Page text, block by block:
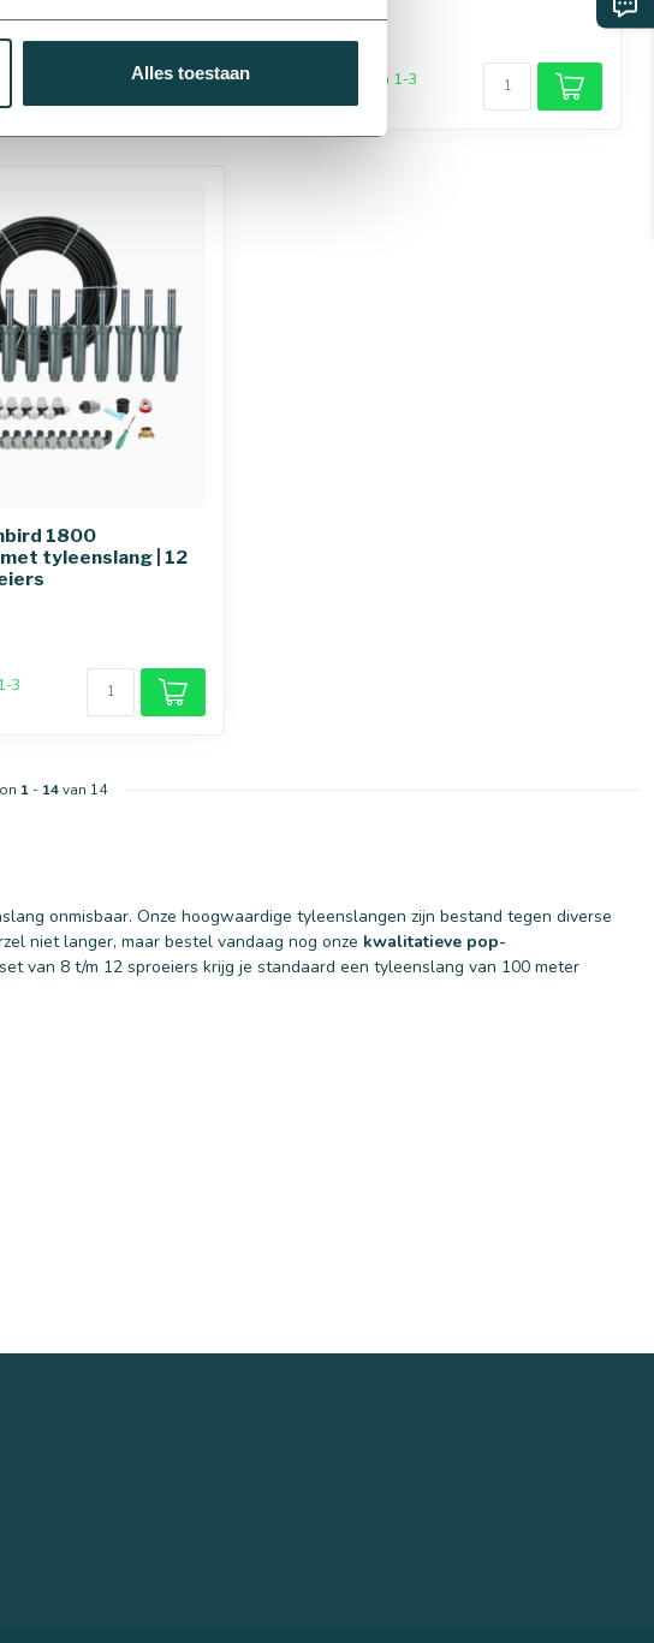
Alles toestaan
3
€152,66
Levering binnen 1-3
1800
tyleenslang | 12
3
1 - 14van 14
onmisbaar. Onze hoogwaardige tyleenslangen zijn bestand tegen diverse
niet langer, maar bestel vandaag nog onze kwalitatieve pop-
van 8 t/m 12 sproeiers krijg je standaard een tyleenslang van 100 meter